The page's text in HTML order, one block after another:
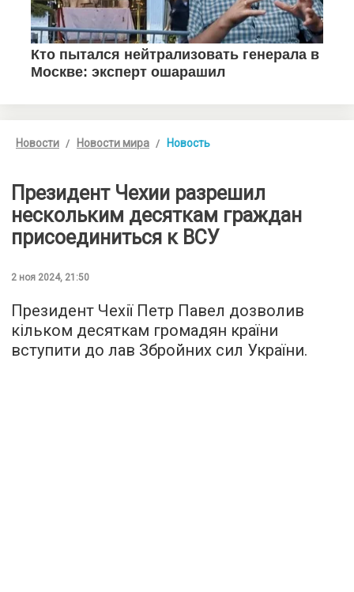
Новости Новости мира Новость
Президент Чехии разрешил
нескольким десяткам граждан
присоединиться к ВСУ
2 ноя 2024, 21:50
Президент Чехії Петр Павел дозволив
кільком десяткам громадян країни
вступити до лав Збройних сил України.